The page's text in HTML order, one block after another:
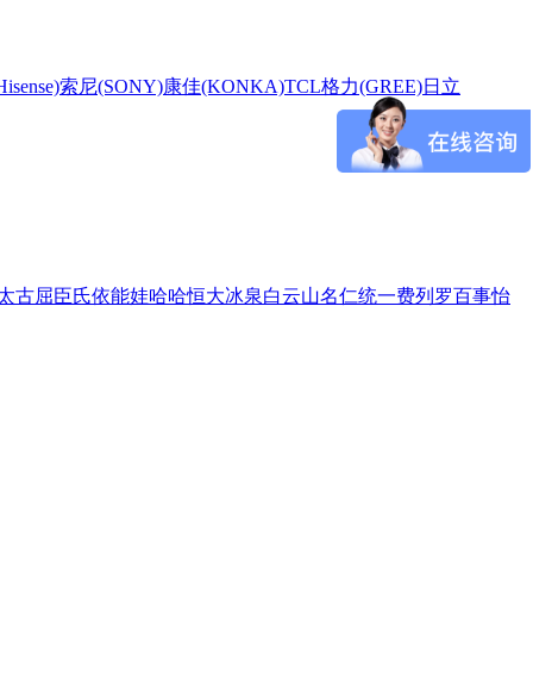
索尼(SONY)康佳(KONKA)TCL格力(GREE)日立
古屈臣氏依能娃哈哈恒大冰泉白云山名仁统一费列罗百事怡